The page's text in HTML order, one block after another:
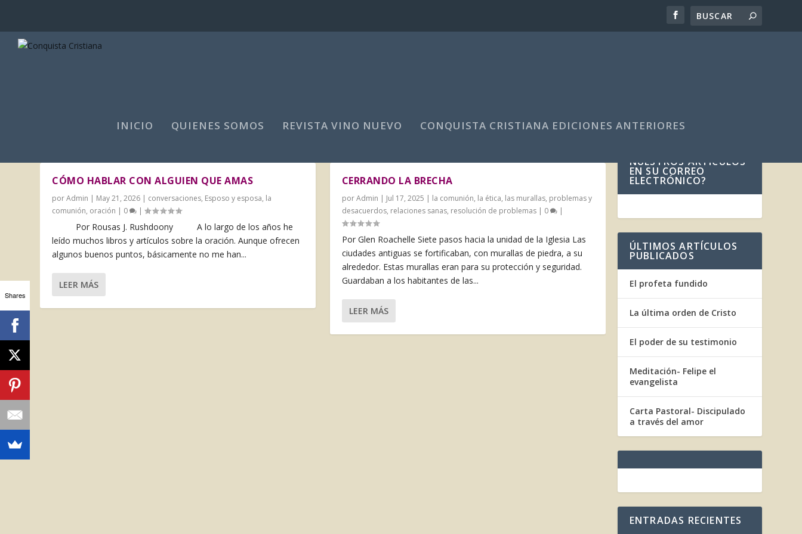
INICIO QUIENES SOMOS REVISTA VINO NUEVO CONQUISTA CRISTIANA EDICIONES ANTERIORES
CÓMO HABLAR CON ALGUIEN QUE AMAS
porAdmin | May 21, 2026 | conversaciones, Esposo y esposa, la
comunión, oración | 0 |
Por Rousas J. Rushdoony A lo largo de los años he
leído muchos libros y artículos sobre la oración. Aunque ofrecen
algunos buenos puntos, básicamente no me han...
LEER MÁS
CERRANDO LA BRECHA
porAdmin | Jul 17, 2025 | la comunión, la ética, las murallas, problemas y
desacuerdos, relaciones sanas, resolución de problemas| 0 |
Por Glen Roachelle Siete pasos hacia la unidad de la Iglesia Las
ciudades antiguas se fortificaban, con mura­llas de piedra, a su
alrededor. Estas murallas eran para su protección y seguridad.
Guardaban a los habitantes de las...
LEER MÁS
NUESTROS ARTÍCULOS
EN SU CORREO
ELECTRÓNICO?
ÚLTIMOS ARTÍCULOS
PUBLICADOS
El profeta fundido
La última orden de Cristo
El poder de su testimonio
Meditación- Felipe el
evangelista
Carta Pastoral- Discipulado
a través del amor
ENTRADAS RECIENTES
Shares